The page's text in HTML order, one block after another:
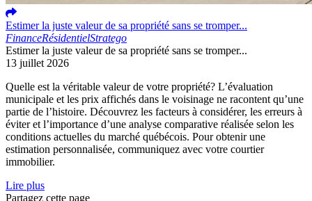
Estimer la juste valeur de sa propriété sans se tromper...
FinanceRésidentielStratego
Estimer la juste valeur de sa propriété sans se tromper...
13 juillet 2026
Quelle est la véritable valeur de votre propriété? L’évaluation
municipale et les prix affichés dans le voisinage ne racontent qu’une
partie de l’histoire. Découvrez les facteurs à considérer, les erreurs à
éviter et l’importance d’une analyse comparative réalisée selon les
conditions actuelles du marché québécois. Pour obtenir une
estimation personnalisée, communiquez avec votre courtier
immobilier.
Lire plus
Partagez cette page